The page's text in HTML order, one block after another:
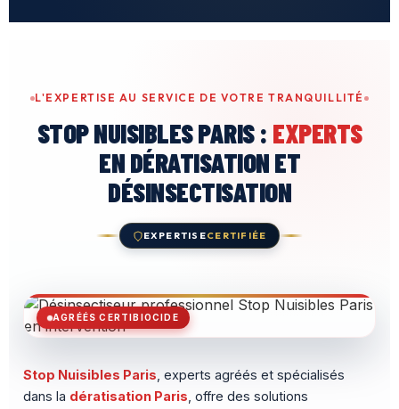
L'EXPERTISE AU SERVICE DE VOTRE TRANQUILLITÉ
STOP NUISIBLES PARIS : EXPERTS
EN DÉRATISATION ET
DÉSINSECTISATION
EXPERTISECERTIFIÉE
AGRÉÉS CERTIBIOCIDE
Stop Nuisibles Paris , experts agréés et spécialisés
dans la dératisation Paris , offre des solutions